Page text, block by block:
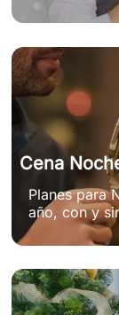
Cena
Planes para
año, con y